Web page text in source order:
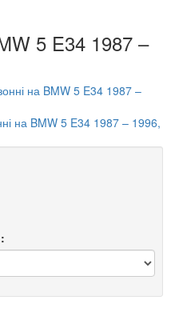
5 E34 1987 –
на BMW 5 E34 1987 – 1996,